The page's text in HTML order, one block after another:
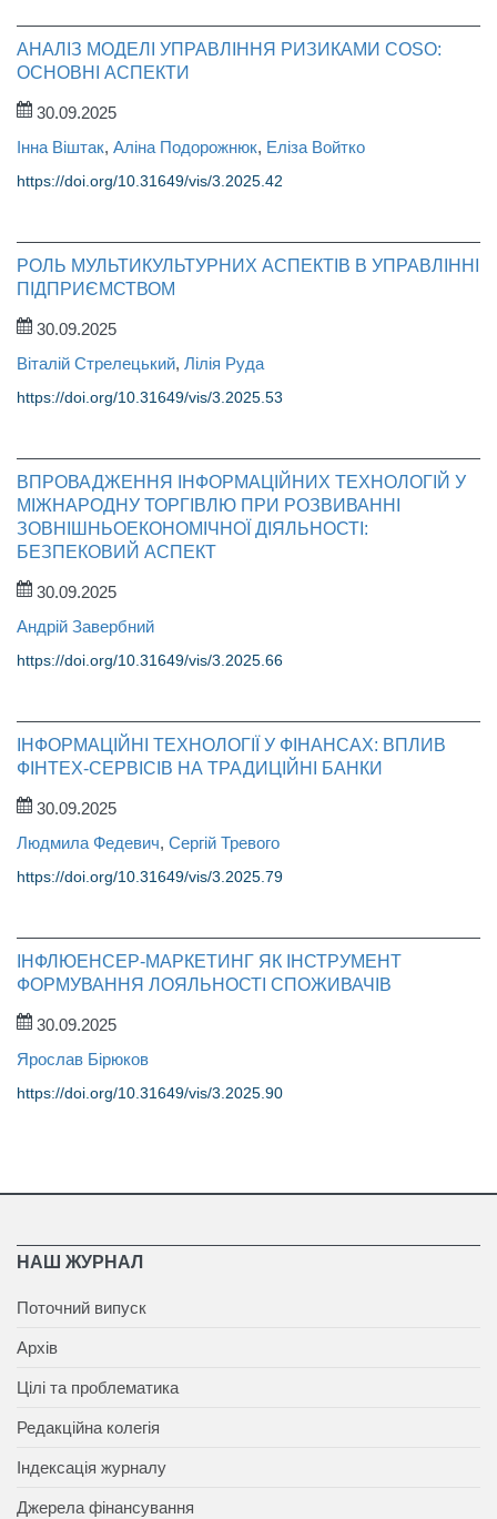
АНАЛІЗ МОДЕЛІ УПРАВЛІННЯ РИЗИКАМИ COSO:
ОСНОВНІ АСПЕКТИ
30.09.2025
Інна Віштак, Аліна Подорожнюк, Еліза Войтко
https://doi.org/10.31649/vis/3.2025.42
РОЛЬ МУЛЬТИКУЛЬТУРНИХ АСПЕКТІВ В УПРАВЛІННІ
ПІДПРИЄМСТВОМ
30.09.2025
Віталій Стрелецький, Лілія Руда
https://doi.org/10.31649/vis/3.2025.53
ВПРОВАДЖЕННЯ ІНФОРМАЦІЙНИХ ТЕХНОЛОГІЙ У
МІЖНАРОДНУ ТОРГІВЛЮ ПРИ РОЗВИВАННІ
ЗОВНІШНЬОЕКОНОМІЧНОЇ ДІЯЛЬНОСТІ:
БЕЗПЕКОВИЙ АСПЕКТ
30.09.2025
Андрій Завербний
https://doi.org/10.31649/vis/3.2025.66
ІНФОРМАЦІЙНІ ТЕХНОЛОГІЇ У ФІНАНСАХ: ВПЛИВ
ФІНТЕХ-СЕРВІСІВ НА ТРАДИЦІЙНІ БАНКИ
30.09.2025
Людмила Федевич, Сергій Тревого
https://doi.org/10.31649/vis/3.2025.79
ІНФЛЮЕНСЕР-МАРКЕТИНГ ЯК ІНСТРУМЕНТ
ФОРМУВАННЯ ЛОЯЛЬНОСТІ СПОЖИВАЧІВ
30.09.2025
Ярослав Бірюков
https://doi.org/10.31649/vis/3.2025.90
НАШ ЖУРНАЛ
Поточний випуск
Архів
Цілі та проблематика
Редакційна колегія
Індексація журналу
Джерела фінансування